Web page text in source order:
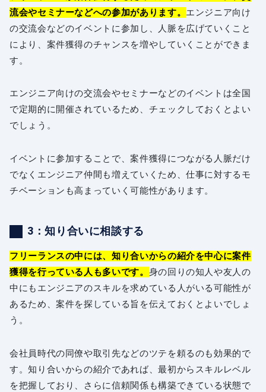
流会やセミナーなどへの参加があります。 エンジニア向け
の交流会などのイベントに参加し、人脈を広げていくこと
により、案件獲得のチャンスを増やしていくことができま
す。
エンジニア向けの交流会やセミナーなどのイベントは全国
で定期的に開催されているため、チェックしておくとよい
でしょう。
イベントに参加することで、案件獲得につながる人脈だけ
でなくエンジニア仲間も増えていくため、仕事に対するモ
チベーションも高まっていく可能性があります。
3：知り合いに相談する
フリーランスの中には、知り合いからの紹介を中心に案件
獲得を行っている人も多いです。 身の回りの知人や友人の
中にもエンジニアのスキルを求めている人がいる可能性が
あるため、案件を探している旨を伝えておくとよいでしょ
う。
会社員時代の同僚や取引先などのツテを頼るのも効果的で
す。知り合いからの紹介であれば、最初からスキルレベル
を把握しており、さらに信頼関係も構築できている状態で